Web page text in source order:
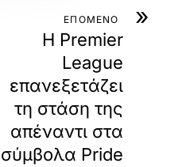
»
ΕΠΟΜΕΝΟ
Η Premier
League
επανεξετάζει
τη στάση της
απέναντι στα
σύμβολα Pride